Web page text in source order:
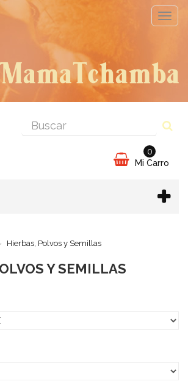
Mi Carro
0
Hierbas, Polvos y Semillas
Y SEMILLAS